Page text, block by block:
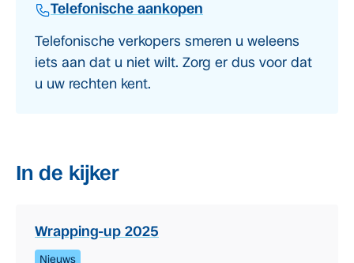
Telefonische aankopen
Telefonische verkopers smeren u weleens
iets aan dat u niet wilt. Zorg er dus voor dat
u uw rechten kent.
In de kijker
Wrapping-up 2025
Nieuws